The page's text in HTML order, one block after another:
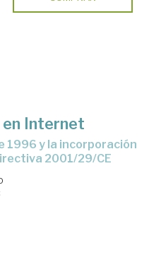
en Internet
2001/29/CE